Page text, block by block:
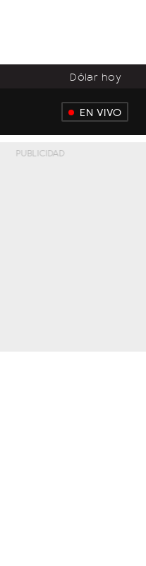
Dólar hoy
EN VIVO